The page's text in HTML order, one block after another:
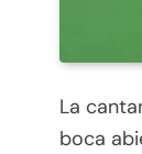
La
boca